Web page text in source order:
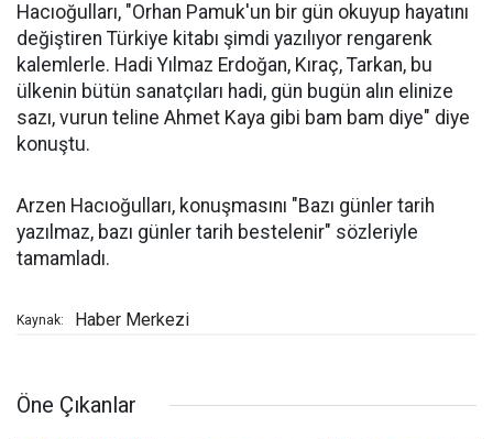
Hacıoğulları, "Orhan Pamuk'un bir gün okuyup hayatını
değiştiren Türkiye kitabı şimdi yazılıyor rengarenk
kalemlerle. Hadi Yılmaz Erdoğan, Kıraç, Tarkan, bu
ülkenin bütün sanatçıları hadi, gün bugün alın elinize
sazı, vurun teline Ahmet Kaya gibi bam bam diye" diye
konuştu.
Arzen Hacıoğulları, konuşmasını "Bazı günler tarih
yazılmaz, bazı günler tarih bestelenir" sözleriyle
tamamladı.
Kaynak: Haber Merkezi
Öne Çıkanlar